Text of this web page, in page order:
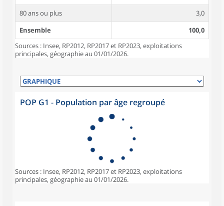
80 ans ou plus
3,0
Ensemble
100,0
Sources : Insee, RP2012, RP2017 et RP2023, exploitations
principales, géographie au 01/01/2026.
POP G1 - Population par âge regroupé
Sources : Insee, RP2012, RP2017 et RP2023, exploitations
principales, géographie au 01/01/2026.